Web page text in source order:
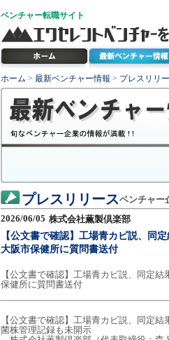
ベンチャー転職サイト
ホーム > 最新ベンチャー情報 > プレスリリ
プレスリリースベンチャー
2026/06/05 株式会社薫製倶楽部
【公文書で確認】工場青カビ説、同
大阪市保健所に質問書送付
【公文書で確認】工場青カビ説、同定
保健所に質問書送付
【公文書で確認】工場青カビ説、同定結
菌株管理記録も未開示